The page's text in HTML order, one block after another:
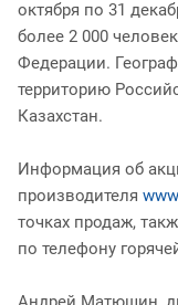
октября по 31
более 2 000
Федерации.
территорию
Казахстан.
Информация об
производителя
точках продаж,
по телефону